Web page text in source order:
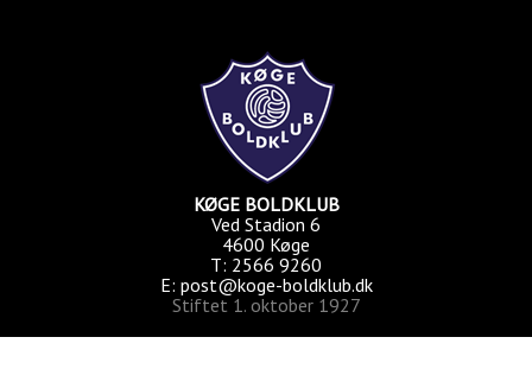
KØGE BOLDKLUB
Ved Stadion 6
4600 Køge
T: 2566 9260
E: post@koge-boldklub.dk
Stiftet 1. oktober 1927